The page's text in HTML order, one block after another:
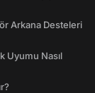
Arkana Desteleri
Uyumu Nasıl